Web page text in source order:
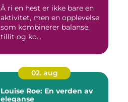
Å ri en hest er ikke bare en
aktivitet, men en opplevelse
som kombinerer balanse,
tillit og ko...
02. aug
Louise Roe: En verden av
eleganse